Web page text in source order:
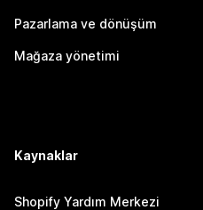
Pazarlama ve dönüşüm
Mağaza yönetimi
Kaynaklar
Shopify Yardım Merkezi